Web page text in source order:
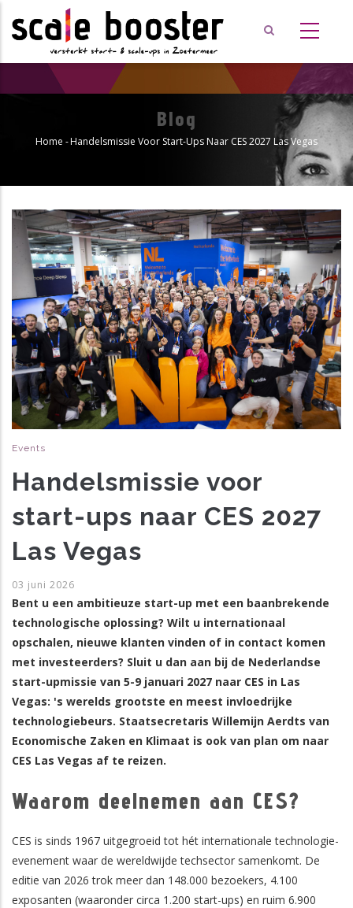
en
Blog
Home -Handelsmissie Voor Start-Ups Naar CES 2027 Las Vegas
Events
Handelsmissie voor
start-ups naar CES 2027
Las Vegas
03 juni 2026
Bent u een ambitieuze start-up met een baanbrekende
technologische oplossing? Wilt u internationaal
opschalen, nieuwe klanten vinden of in contact komen
met investeerders? Sluit u dan aan bij de Nederlandse
start-upmissie van 5-9 januari 2027 naar CES in Las
Vegas: 's werelds grootste en meest invloedrijke
technologiebeurs. Staatsecretaris Willemijn Aerdts van
Economische Zaken en Klimaat is ook van plan om naar
CES Las Vegas af te reizen.
Waarom deelnemen aan CES?
CES is sinds 1967 uitgegroeid tot hét internationale technologie-
evenement waar de wereldwijde techsector samenkomt. De
editie van 2026 trok meer dan 148.000 bezoekers, 4.100
exposanten (waaronder circa 1.200 start-ups) en ruim 6.900